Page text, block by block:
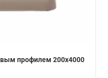
профилем 200х4000